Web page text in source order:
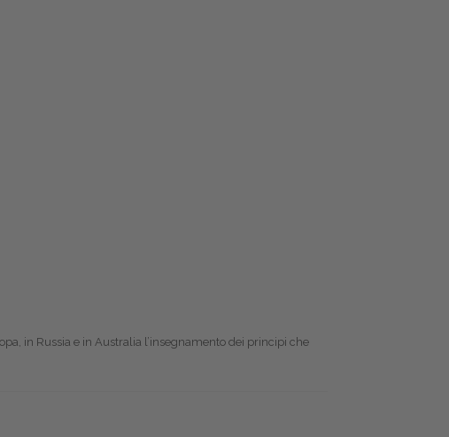
in Russia e in Australia l’insegnamento dei principi che